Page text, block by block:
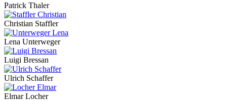
Patrick Thaler
Christian Staffler
Lena Unterweger
Luigi Bressan
Ulrich Schaffer
Elmar Locher